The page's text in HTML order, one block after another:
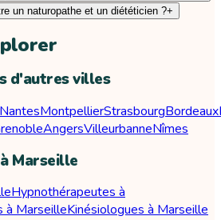
un naturopathe et un diététicien ?+
d'autres villes
NantesMontpellierStrasbourgBordeaux
AngersVilleurbanneNîmes
Marseille
Hypnothérapeutes à
à MarseilleKinésiologues à Marseille